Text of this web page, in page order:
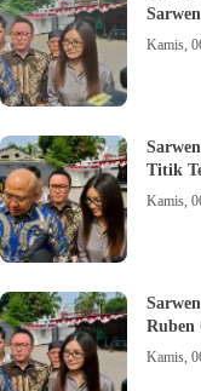
Kamis,
Titik
Kamis,
Ruben
Kamis,